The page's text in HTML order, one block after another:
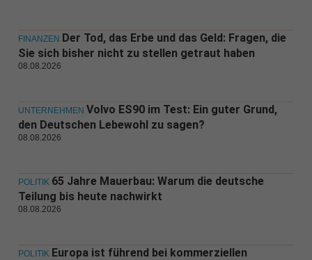
FINANZEN Der Tod, das Erbe und das Geld: Fragen, die
Sie sich bisher nicht zu stellen getraut haben
08.08.2026
UNTERNEHMEN Volvo ES90 im Test: Ein guter Grund,
den Deutschen Lebewohl zu sagen?
08.08.2026
POLITIK 65 Jahre Mauerbau: Warum die deutsche
Teilung bis heute nachwirkt
08.08.2026
POLITIK Europa ist führend bei kommerziellen